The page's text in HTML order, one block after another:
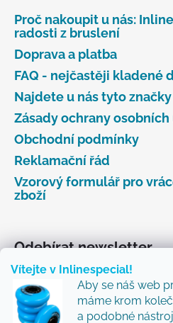
Vítejte v Inlinespecial!
Aby se náš web
máme krom
a podobné
Proč nakoupit u nás:
radosti z bruslení
Doprava a platba
FAQ - nejčastěji kladené
Najdete u nás tyto značky
Zásady ochrany
Obchodní podmínky
Reklamační řád
Vzorový formulář pro
zboží
Odebírat newsletter
Vložte svůj e-mail a my vám
o nových produktech na
Přidejte se k nám a my Vám